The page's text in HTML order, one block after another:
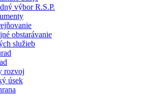
výbor R.S.P.
obstarávanie
služieb
rozvoj
úsek